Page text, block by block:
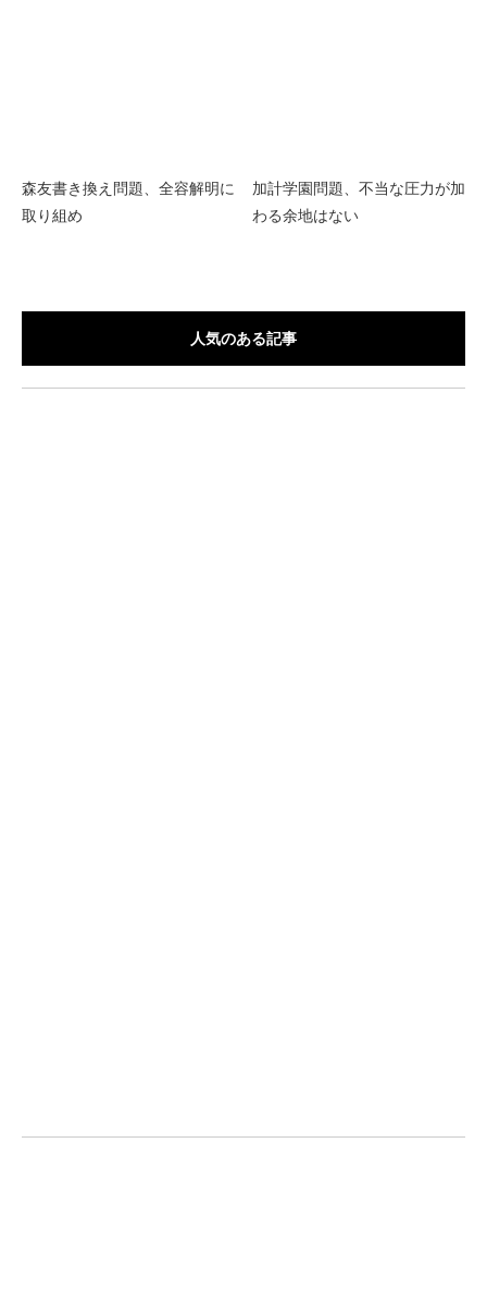
森友書き換え問題、全容解明に
取り組め
加計学園問題、不当な圧力が加
わる余地はない
人気のある記事